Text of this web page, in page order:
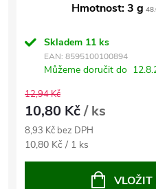
Hmotnost: 3 g
Skladem 11 ks
EAN: 8595100100894
Můžeme doručit do
12,94 Kč
10,80 Kč/ ks
8,93 Kč bez DPH
Měrná
cena:
10,80 Kč / 1 ks
VLOŽIT